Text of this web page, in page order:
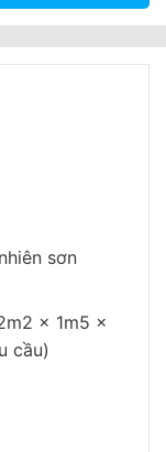
sơn
x 1m5 x
cầu)